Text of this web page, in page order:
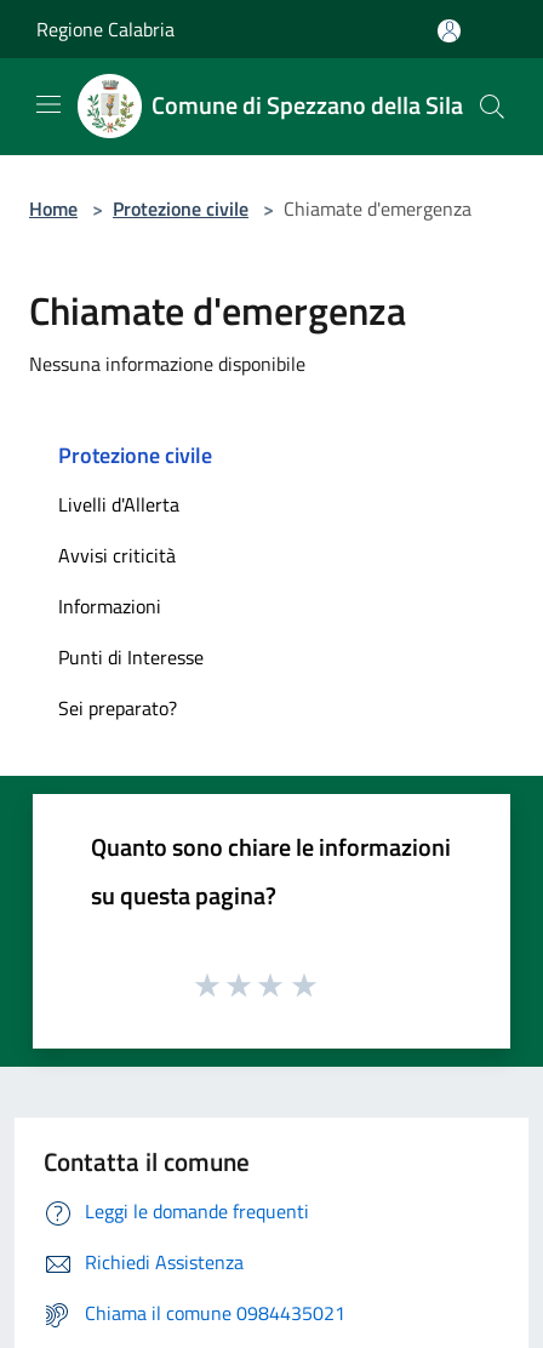
Regione Calabria
Comune di Spezzano della Sila
Home > Protezione civile > Chiamate d'emergenza
Chiamate d'emergenza
Nessuna informazione disponibile
Protezione civile
Livelli d'Allerta
Avvisi criticità
Informazioni
Punti di Interesse
Sei preparato?
Quanto sono chiare le informazioni
su questa pagina?
Contatta il comune
Leggi le domande frequenti
Richiedi Assistenza
Chiama il comune 0984435021